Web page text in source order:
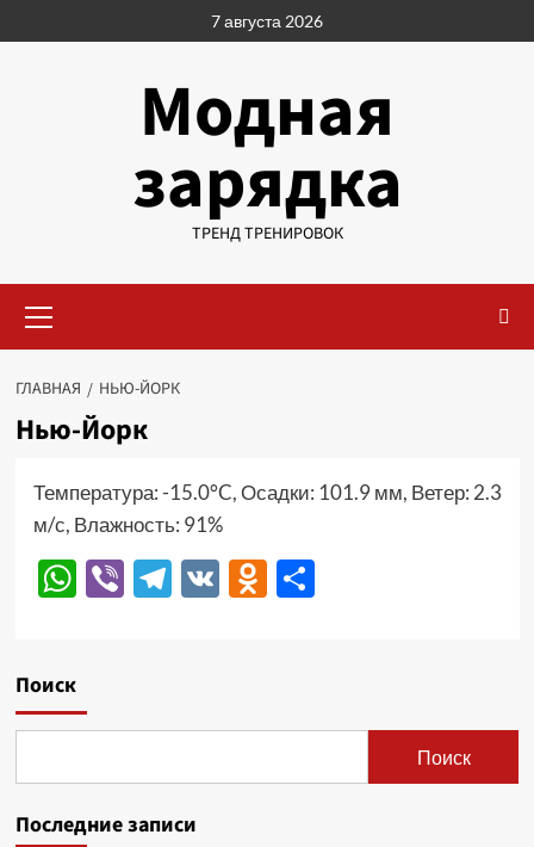
к
7 августа 2026
Модная
зарядка
ТРЕНД ТРЕНИРОВОК
меню
ГЛАВНАЯ НЬЮ-ЙОРК
Нью-Йорк
Температура: -15.0°C, Осадки: 101.9 мм, Ветер: 2.3
м/с, Влажность: 91%
WhatsApp
ViberTelegram
VKOdnoklassniki
Отправить
Поиск
Поиск
Последние записи